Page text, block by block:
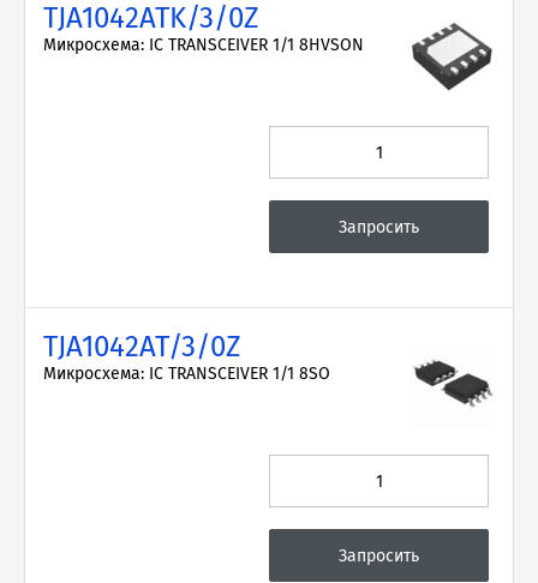
TJA1042ATK/3/0Z
Микросхема: IC TRANSCEIVER 1/1 8HVSON
TJA1042AT/3/0Z
Микросхема: IC TRANSCEIVER 1/1 8SO